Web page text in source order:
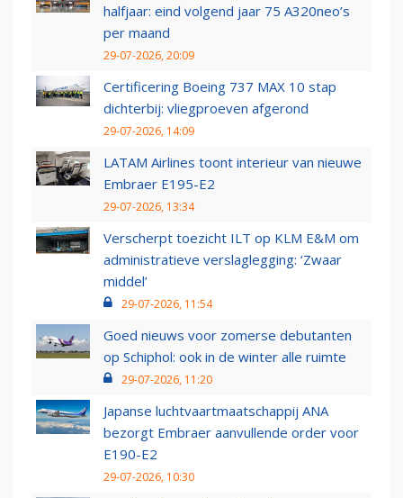
halfjaar: eind volgend jaar 75 A320neo’s
per maand
29-07-2026, 20:09
Certificering Boeing 737 MAX 10 stap
dichterbij: vliegproeven afgerond
29-07-2026, 14:09
LATAM Airlines toont interieur van nieuwe
Embraer E195-E2
29-07-2026, 13:34
Verscherpt toezicht ILT op KLM E&M om
administratieve verslaglegging: ‘Zwaar
middel’
29-07-2026, 11:54
Goed nieuws voor zomerse debutanten
op Schiphol: ook in de winter alle ruimte
29-07-2026, 11:20
Japanse luchtvaartmaatschappij ANA
bezorgt Embraer aanvullende order voor
E190-E2
29-07-2026, 10:30